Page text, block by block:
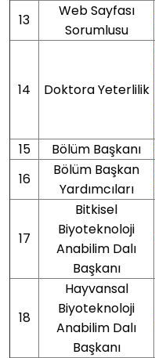
13
Web Sayfası
Sorumlusu
14 Doktora Yeterlilik
15
Bölüm Başkanı
16
Bölüm Başkan
Yardımcıları
17
Bitkisel
Biyoteknoloji
Anabilim Dalı
Başkanı
18
Hayvansal
Biyoteknoloji
Anabilim Dalı
Başkanı